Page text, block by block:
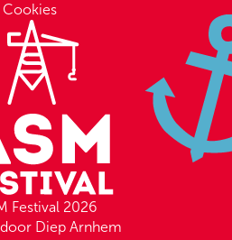
Festival 2026
Diep Arnhem
Cookies